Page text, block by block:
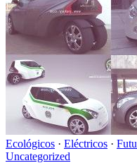
Ecológicos · Eléctricos ·
Uncategorized